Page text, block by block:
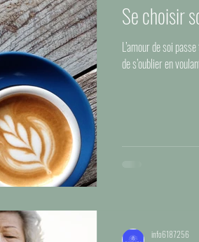
Se choisir
L’amour de soi
de s’oublier en
info6187256